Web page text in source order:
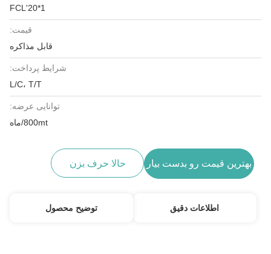
1*20'FCL
قیمت:
قابل مذاکره
شرایط پرداخت:
L/C، T/T
توانایی عرضه:
800mt/ماه
بهترین قیمت رو بدست بیار حالا حرف بزن
اطلاعات دقیق توضیح محصول